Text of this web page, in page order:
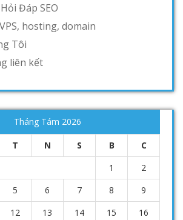
Đáp SEO
hosting, domain
Tôi
liên kết
Tháng Tám 2026
T N S B C
1
2
5 6 7 8
9
12 13 14 15
16